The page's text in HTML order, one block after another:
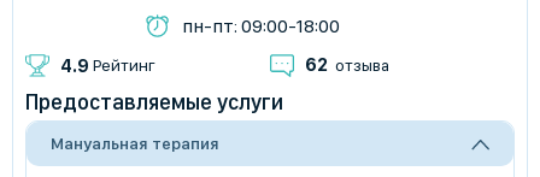
пн-пт: 09:00-18:00
4.9 Рейтинг 62 отзыва
Предоставляемые услуги
Мануальная терапия